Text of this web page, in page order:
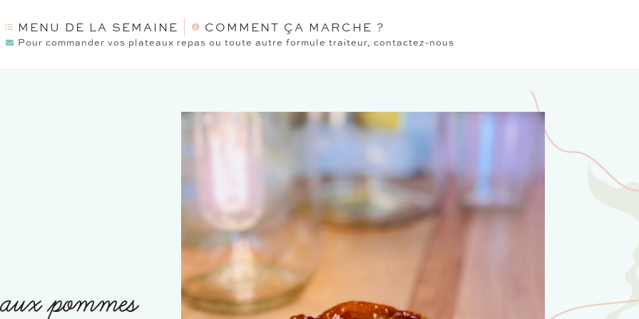
MENU DE LA SEMAINE COMMENT ÇA MARCHE ?
Pour commander vos plateaux repas ou toute autre formule traiteur, contactez-nous
pommes